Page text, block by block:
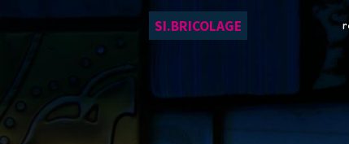
SI.BRICOLAGE